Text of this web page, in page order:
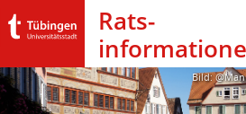
Rats­
Bild: